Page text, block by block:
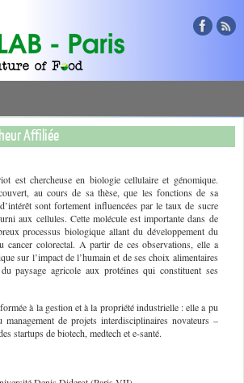
Affiliée
est chercheuse en biologie cellulaire et génomique.
au cours de sa thèse, que les fonctions de sa
sont fortement influencées par le taux de sucre
aux cellules. Cette molécule est importante dans de
processus biologique allant du développement du
cancer colorectal. A partir de ces observations, elle a
sur l’impact de l’humain et de ses choix alimentaires
paysage agricole aux protéines qui constituent ses
à la gestion et à la propriété industrielle : elle a pu
management de projets interdisciplinaires novateurs –
startups de biotech, medtech et e-santé.